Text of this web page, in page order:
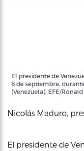
El presidente de
6 de septiembre,
(Venezuela). EFE/
Nicolás Maduro,
El presidente de